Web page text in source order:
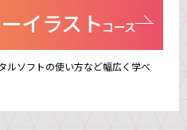
イラストコース
ルソフトの使い方など幅広く学べ